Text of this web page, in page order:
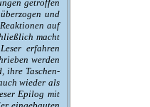
getroffen
und
auf
macht
erfahren
werden
ihre Taschen-
wieder als
Epilog mit